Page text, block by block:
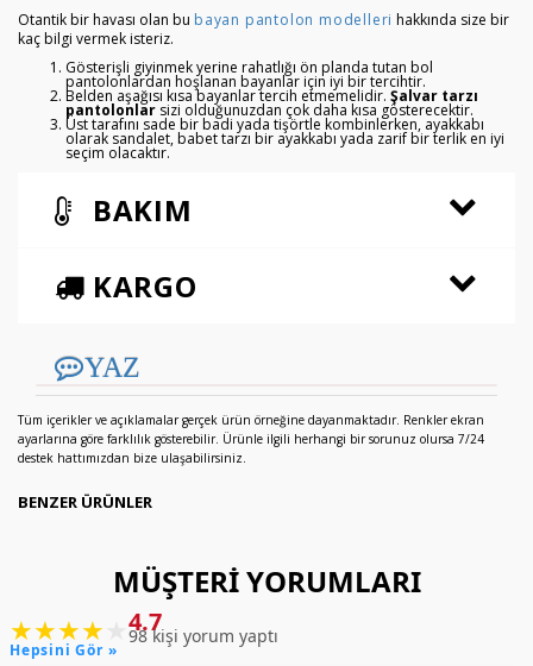
Otantik bir havası olan bu bayan pantolon modelleri hakkında size bir
kaç bilgi vermek isteriz.
Gösterişli giyinmek yerine rahatlığı ön planda tutan bol
pantolonlardan hoşlanan bayanlar için iyi bir tercihtir.
Belden aşağısı kısa bayanlar tercih etmemelidir. Şalvar tarzı
pantolonlar sizi olduğunuzdan çok daha kısa gösterecektir.
Üst tarafını sade bir badi yada tişörtle kombinlerken, ayakkabı
olarak sandalet, babet tarzı bir ayakkabı yada zarif bir terlik en iyi
seçim olacaktır.
BAKIM
KARGO
YAZ
Tüm içerikler ve açıklamalar gerçek ürün örneğine dayanmaktadır. Renkler ekran
ayarlarına göre farklılık gösterebilir. Ürünle ilgili herhangi bir sorunuz olursa 7/24
destek hattımızdan bize ulaşabilirsiniz.
BENZER ÜRÜNLER
MÜŞTERI YORUMLARI
★★★★ 4.7
98 kişi yorum yaptı
Hepsini Gör »